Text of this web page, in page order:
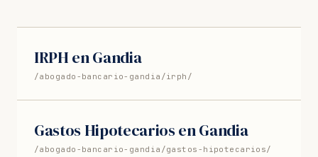
IRPH en Gandia
/abogado-bancario-gandia/irph/
Gastos Hipotecarios en Gandia
/abogado-bancario-gandia/gastos-hipotecarios/